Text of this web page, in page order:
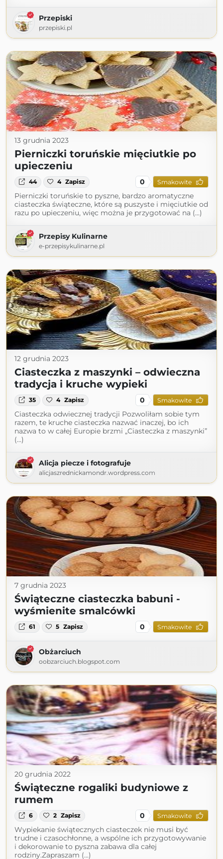
Przepiski
przepiski.pl
13 grudnia 2023
Pierniczki toruńskie mięciutkie po
upieczeniu
44 4 Zapisz 0 Smakowite
Pierniczki toruńskie to pyszne, bardzo aromatyczne
ciasteczka świąteczne, które są puszyste i mięciutkie od
razu po upieczeniu, więc można je przygotować na (...)
Przepisy Kulinarne
e-przepisykulinarne.pl
12 grudnia 2023
Ciasteczka z maszynki – odwieczna
tradycja i kruche wypieki
35 4 Zapisz 0 Smakowite
Ciasteczka odwiecznej tradycji Pozwoliłam sobie tym
razem, te kruche ciasteczka nazwać inaczej, bo ich
nazwa to w całej Europie brzmi „Ciasteczka z maszynki”
(...)
Alicja piecze i fotografuje
alicjaszrednickamondr.wordpress.com
7 grudnia 2023
Świąteczne ciasteczka babuni -
wyśmienite smalcówki
61 5 Zapisz 0 Smakowite
Obżarciuch
oobzarciuch.blogspot.com
20 grudnia 2022
Świąteczne rogaliki budyniowe z
rumem
6 2 Zapisz 0 Smakowite
Wypiekanie świątecznych ciasteczek nie musi być
trudne i czasochłonne, a wspólne ich przygotowywanie
i dekorowanie to pyszna zabawa dla całej
rodziny.Zapraszam (...)